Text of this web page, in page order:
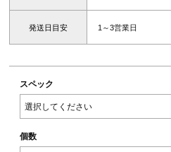
発送日目安 1～3営業日
スペック
個数